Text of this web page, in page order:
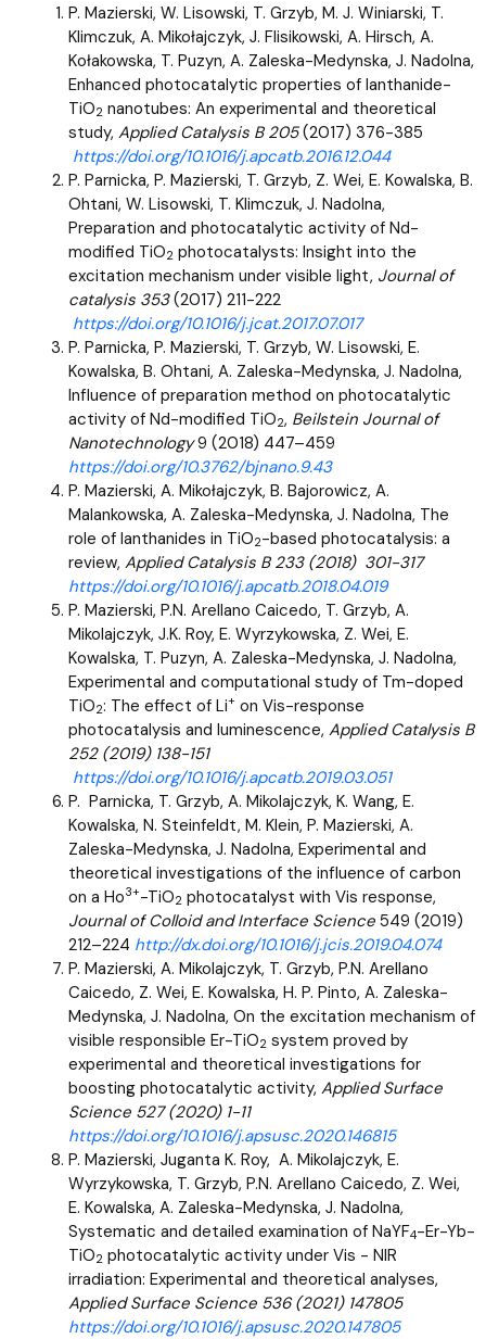
P. Mazierski, W. Lisowski, T. Grzyb, M. J. Winiarski, T.
Klimczuk, A. Mikołajczyk, J. Flisikowski, A. Hirsch, A.
Kołakowska, T. Puzyn, A. Zaleska-Medynska, J. Nadolna,
Enhanced photocatalytic properties of lanthanide-
TiO2 nanotubes: An experimental and theoretical
study, Applied Catalysis B 205(2017) 376-385
https://doi.org/10.1016/j.apcatb.2016.12.044
P. Parnicka, P. Mazierski, T. Grzyb, Z. Wei, E. Kowalska, B.
Ohtani, W. Lisowski, T. Klimczuk, J. Nadolna,
Preparation and photocatalytic activity of Nd-
modified TiO2 photocatalysts: Insight into the
excitation mechanism under visible light, Journal of
catalysis 353(2017) 211-222
https://doi.org/10.1016/j.jcat.2017.07.017
P. Parnicka, P. Mazierski, T. Grzyb, W. Lisowski, E.
Kowalska, B. Ohtani, A. Zaleska-Medynska, J. Nadolna,
Influence of preparation method on photocatalytic
activity of Nd-modified TiO2, Beilstein Journal of
Nanotechnology9 (2018) 447–459
https://doi.org/10.3762/bjnano.9.43
P. Mazierski, A. Mikołajczyk, B. Bajorowicz, A.
Malankowska, A. Zaleska-Medynska, J. Nadolna, The
role of lanthanides in TiO2-based photocatalysis: a
review, Applied Catalysis B 233 (2018) 301-317
https://doi.org/10.1016/j.apcatb.2018.04.019
P. Mazierski, P.N. Arellano Caicedo, T. Grzyb, A.
Mikolajczyk, J.K. Roy, E. Wyrzykowska, Z. Wei, E.
Kowalska, T. Puzyn, A. Zaleska-Medynska, J. Nadolna,
Experimental and computational study of Tm-doped
TiO2: The effect of Li+on Vis-response
photocatalysis and luminescence, Applied Catalysis B
252 (2019) 138-151
https://doi.org/10.1016/j.apcatb.2019.03.051
P. Parnicka, T. Grzyb, A. Mikolajczyk, K. Wang, E.
Kowalska, N. Steinfeldt, M. Klein, P. Mazierski, A.
Zaleska-Medynska, J. Nadolna, Experimental and
theoretical investigations of the influence of carbon
on a Ho3+-TiO2 photocatalyst with Vis response,
Journal of Colloid and Interface Science549 (2019)
212–224 http://dx.doi.org/10.1016/j.jcis.2019.04.074
P. Mazierski, A. Mikolajczyk, T. Grzyb, P.N. Arellano
Caicedo, Z. Wei, E. Kowalska, H. P. Pinto, A. Zaleska-
Medynska, J. Nadolna, On the excitation mechanism of
visible responsible Er-TiO2 system proved by
experimental and theoretical investigations for
boosting photocatalytic activity, Applied Surface
Science 527 (2020) 1-11
https://doi.org/10.1016/j.apsusc.2020.146815
P. Mazierski, Juganta K. Roy, A. Mikolajczyk, E.
Wyrzykowska, T. Grzyb, P.N. Arellano Caicedo, Z. Wei,
E. Kowalska, A. Zaleska-Medynska, J. Nadolna,
Systematic and detailed examination of NaYF4-Er-Yb-
TiO2 photocatalytic activity under Vis - NIR
irradiation: Experimental and theoretical analyses,
Applied Surface Science 536 (2021) 147805
https://doi.org/10.1016/j.apsusc.2020.147805